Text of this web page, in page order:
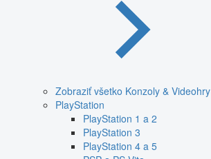
Zobraziť všetko Konzoly & Videohry
PlayStation
PlayStation 1 a 2
PlayStation 3
PlayStation 4 a 5